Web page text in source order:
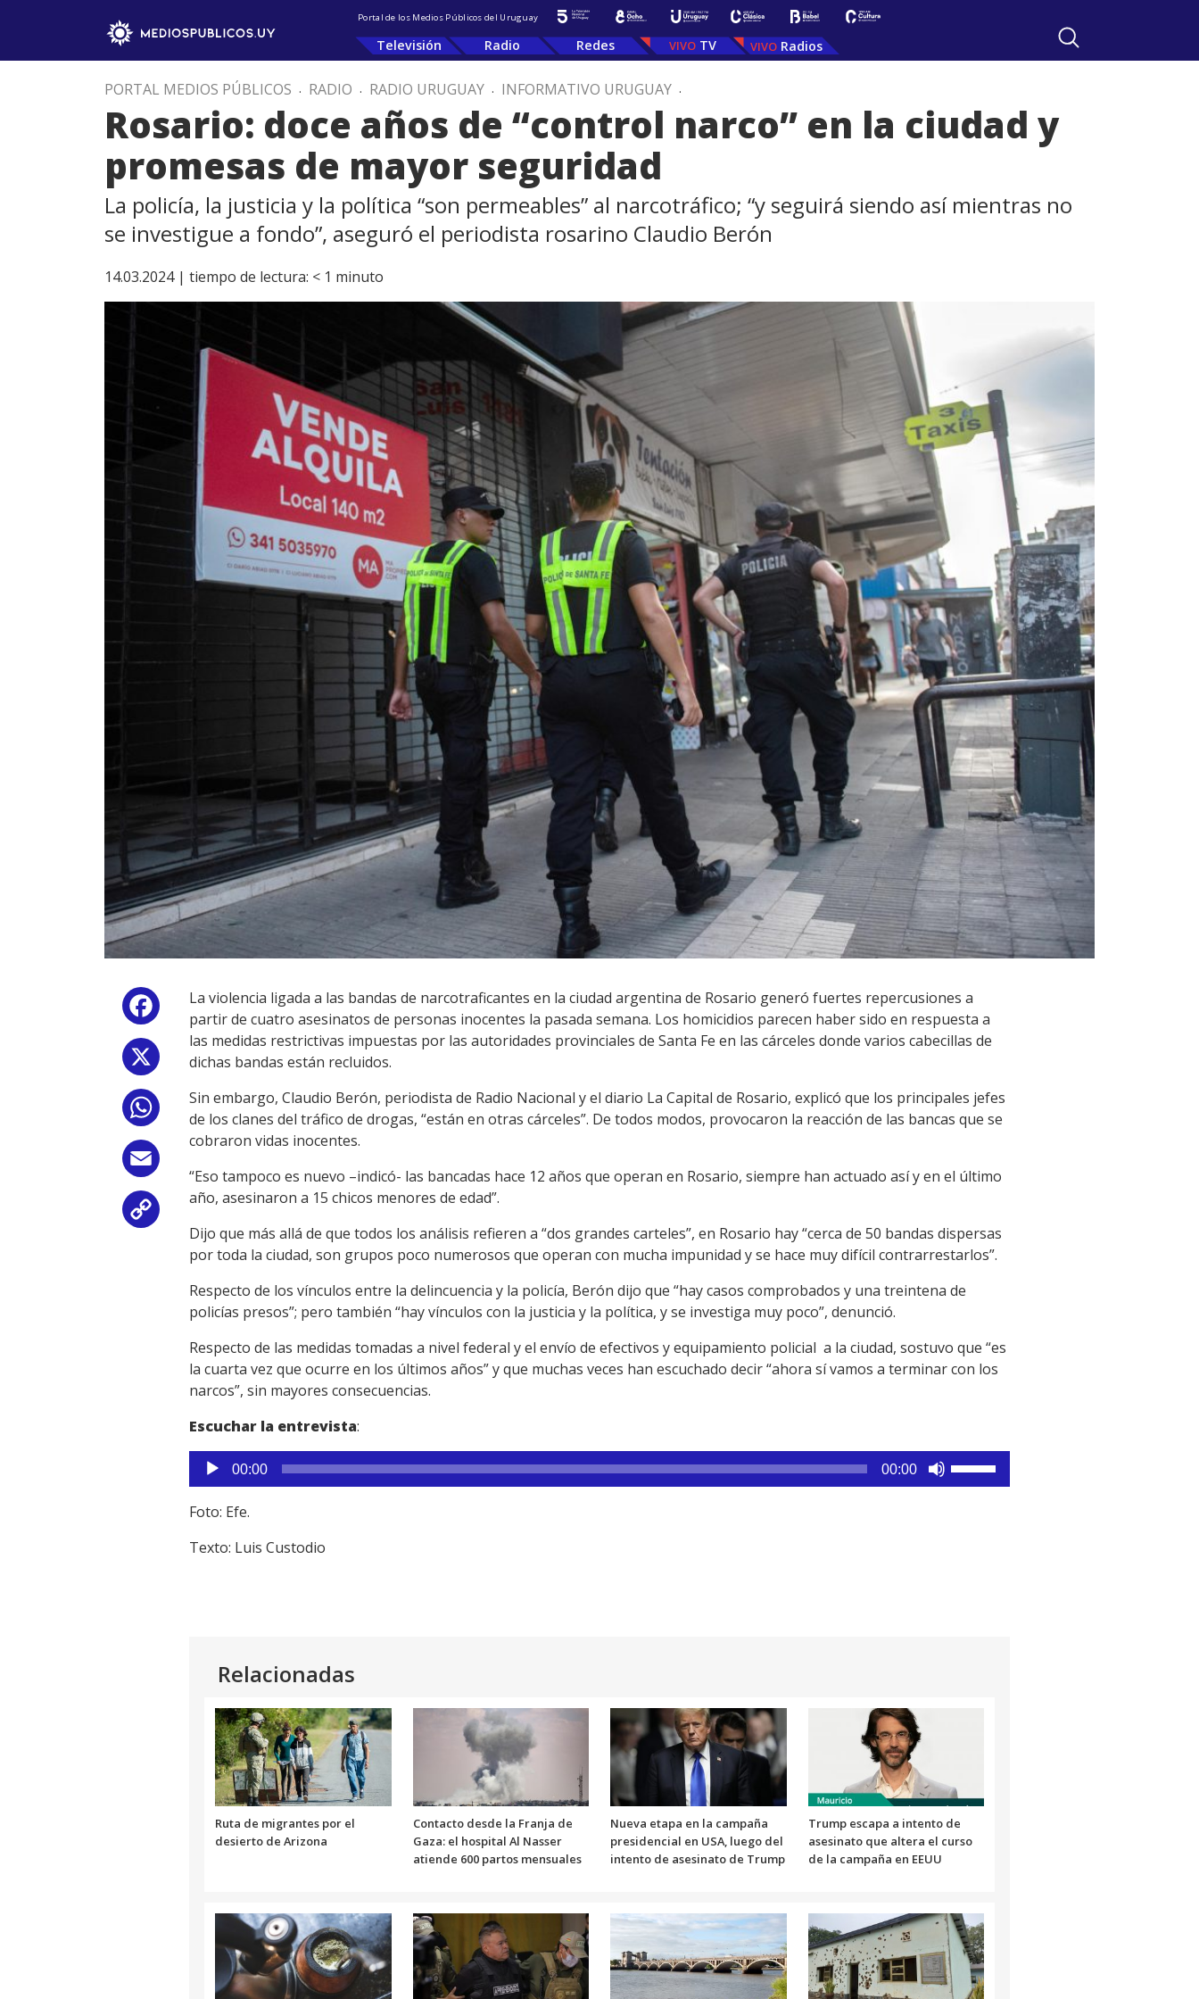
Portal de los Medios Públicos del Uruguay
Televisión Radio Redes TV Radios
PORTAL MEDIOS PÚBLICOS . RADIO . RADIO URUGUAY . INFORMATIVO URUGUAY .
Rosario: doce años de “control narco” en la ciudad y
promesas de mayor seguridad
La policía, la justicia y la política “son permeables” al narcotráfico; “y seguirá siendo así mientras no
se investigue a fondo”, aseguró el periodista rosarino Claudio Berón
14.03.2024 | tiempo de lectura: < 1 minuto
Facebook
WhatsApp
Link
La violencia ligada a las bandas de narcotraficantes en la ciudad argentina de Rosario generó fuertes repercusiones a
partir de cuatro asesinatos de personas inocentes la pasada semana. Los homicidios parecen haber sido en respuesta a
las medidas restrictivas impuestas por las autoridades provinciales de Santa Fe en las cárceles donde varios cabecillas de
dichas bandas están recluidos.
Sin embargo, Claudio Berón, periodista de Radio Nacional y el diario La Capital de Rosario, explicó que los principales jefes
de los clanes del tráfico de drogas, “están en otras cárceles”. De todos modos, provocaron la reacción de las bancas que se
cobraron vidas inocentes.
“Eso tampoco es nuevo –indicó- las bancadas hace 12 años que operan en Rosario, siempre han actuado así y en el último
año, asesinaron a 15 chicos menores de edad”.
Dijo que más allá de que todos los análisis refieren a “dos grandes carteles”, en Rosario hay “cerca de 50 bandas dispersas
por toda la ciudad, son grupos poco numerosos que operan con mucha impunidad y se hace muy difícil contrarrestarlos”.
Respecto de los vínculos entre la delincuencia y la policía, Berón dijo que “hay casos comprobados y una treintena de
policías presos”; pero también “hay vínculos con la justicia y la política, y se investiga muy poco”, denunció.
Respecto de las medidas tomadas a nivel federal y el envío de efectivos y equipamiento policial a la ciudad, sostuvo que “es
la cuarta vez que ocurre en los últimos años” y que muchas veces han escuchado decir “ahora sí vamos a terminar con los
narcos”, sin mayores consecuencias.
Escuchar la entrevista:
Reproductor
de
audio
00:00 00:00
Foto: Efe.
Texto: Luis Custodio
Relacionadas
Ruta de migrantes por el
desierto de Arizona
Contacto desde la Franja de
Gaza: el hospital Al Nasser
atiende 600 partos mensuales
Nueva etapa en la campaña
presidencial en USA, luego del
intento de asesinato de Trump
Trump escapa a intento de
asesinato que altera el curso
de la campaña en EEUU